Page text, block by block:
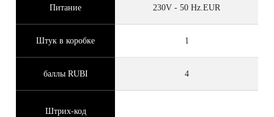
Питание 230V - 50 Hz.EUR
Штук в коробке 1
баллы RUBI 4
Штрих-код